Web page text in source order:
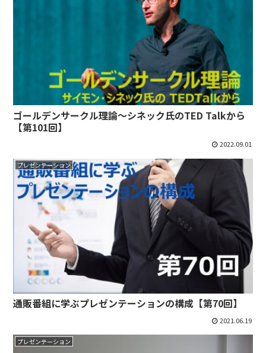
ゴールデンサークル理論～シネック氏のTED Talkから
【第101回】
2022.09.01
プレゼンテーション
通販番組に学ぶプレゼンテーションの構成【第70回】
2021.06.19
プレゼンテーション